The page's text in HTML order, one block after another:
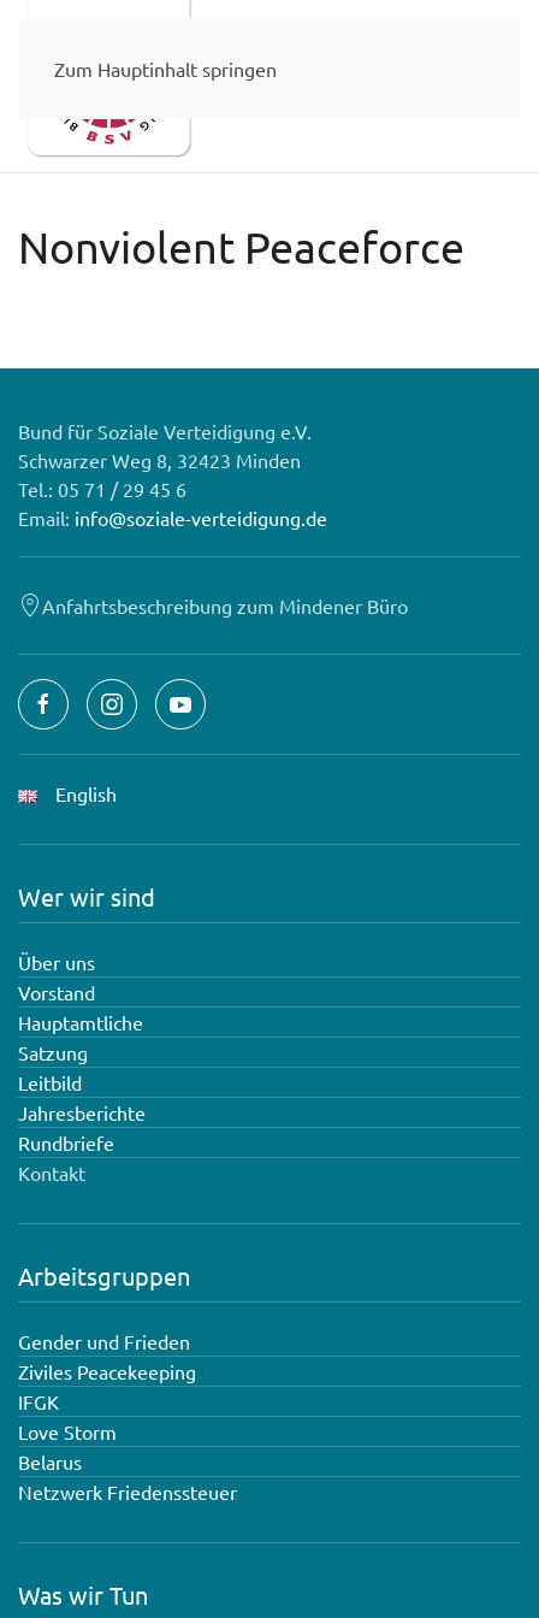
Zum Hauptinhalt springen
Nonviolent Peaceforce
Bund für Soziale Verteidigung e.V.
Schwarzer Weg 8, 32423 Minden
Tel.: 05 71 / 29 45 6
Email: info@soziale-verteidigung.de
Anfahrtsbeschreibung zum Mindener Büro
English
Wer wir sind
Über uns
Vorstand
Hauptamtliche
Satzung
Leitbild
Jahresberichte
Rundbriefe
Kontakt
Arbeitsgruppen
Gender und Frieden
Ziviles Peacekeeping
IFGK
Love Storm
Belarus
Netzwerk Friedenssteuer
Was wir Tun